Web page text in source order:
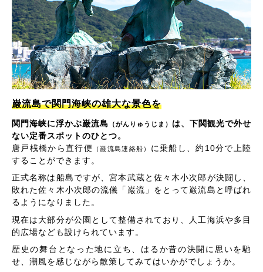
巌流島で関門海峡の雄大な景色を
関門海峡に浮かぶ巌流島 （がんりゅうじま） は、下関観光で外せ
ない定番スポットのひとつ。
唐戸桟橋から直行便
（巌流島連絡船）
に乗船し、約10分で上陸
することができます。
正式名称は船島ですが、宮本武蔵と佐々木小次郎が決闘し、
敗れた佐々木小次郎の流儀「巌流」をとって巌流島と呼ばれ
るようになりました。
現在は大部分が公園として整備されており、人工海浜や多目
的広場なども設けられています。
歴史の舞台となった地に立ち、はるか昔の決闘に思いを馳
せ、潮風を感じながら散策してみてはいかがでしょうか。